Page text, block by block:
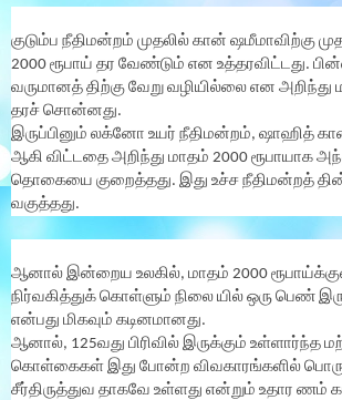
குடும்ப நீதிமன்றம் முதலில் கான் ஷமீமாவிற்கு
2000 ரூபாய் தர வேண்டும் என உத்தரவிட்டது.
வருமானத் திற்கு வேறு வழியில்லை என அறிந்து
தரச் சொன்னது.
இருப்பினும் லக்னோ உயர் நீதிமன்றம், ஷாஹித்
ஆகி விட்டதை அறிந்து மாதம் 2000 ரூபாயாக அந்த
தொகையை குறைத்தது. இது உச்ச நீதிமன்றத்
வகுத்தது.
ஆனால் இன்றைய உலகில், மாதம் 2000
நிர்வகித்துக் கொள்ளும் நிலை யில் ஒரு பெண்
என்பது மிகவும் கடினமானது.
ஆனால், 125வது பிரிவில் இருக்கும் உள்ளார்ந்த
கொள்கைகள் இது போன்ற விவகாரங்களில்
சீர்திருத்துவ தாகவே உள்ளது என்றும் உதார ணம்